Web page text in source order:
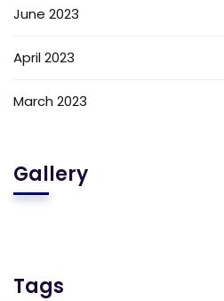
June 2023
April 2023
March 2023
Gallery
Tags